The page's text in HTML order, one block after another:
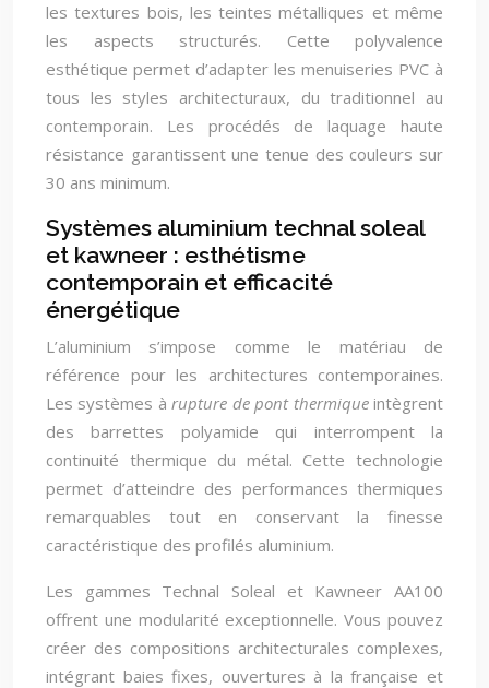
les textures bois, les teintes métalliques et même
les aspects structurés. Cette polyvalence
esthétique permet d’adapter les menuiseries PVC à
tous les styles architecturaux, du traditionnel au
contemporain. Les procédés de laquage haute
résistance garantissent une tenue des couleurs sur
30 ans minimum.
Systèmes aluminium technal soleal
et kawneer : esthétisme
contemporain et efficacité
énergétique
L’aluminium s’impose comme le matériau de
référence pour les architectures contemporaines.
Les systèmes àrupture de pont thermiqueintègrent
des barrettes polyamide qui interrompent la
continuité thermique du métal. Cette technologie
permet d’atteindre des performances thermiques
remarquables tout en conservant la finesse
caractéristique des profilés aluminium.
Les gammes Technal Soleal et Kawneer AA100
offrent une modularité exceptionnelle. Vous pouvez
créer des compositions architecturales complexes,
intégrant baies fixes, ouvertures à la française et